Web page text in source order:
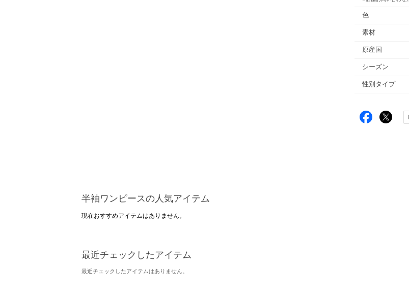
色
素材
原産国
シーズン
性別タイプ
半袖ワンピースの人気アイテム
現在おすすめアイテムはありません。
最近チェックしたアイテム
最近チェックしたアイテムはありません。